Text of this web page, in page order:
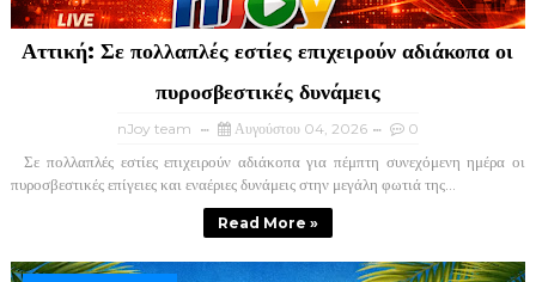
Αττική: Σε πολλαπλές εστίες επιχειρούν αδιάκοπα οι
πυροσβεστικές δυνάμεις
nJoy team Αυγούστου 04, 2026 0
Σε πολλαπλές εστίες επιχειρούν αδιάκοπα για πέμπτη συνεχόμενη ημέρα οι
πυροσβεστικές επίγειες και εναέριες δυνάμεις στην μεγάλη φωτιά της...
Read More »